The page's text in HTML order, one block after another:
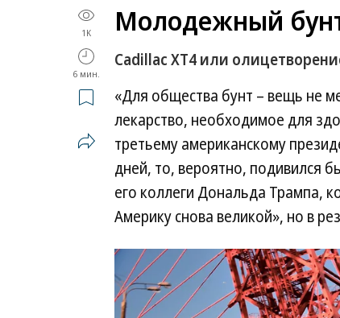
1K
6 мин.
Молодежный
Cadillac XT4 или
«Для общества бунт – вещь не
лекарство, необходимое для
третьему американскому
дней, то, вероятно, подивился
его коллеги Дональда Трампа,
Америку снова великой», но в